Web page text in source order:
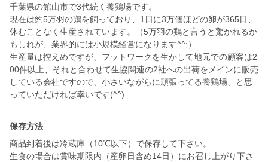
千葉県の館山市で3代続く養鶏場です。
現在は約5万羽の鶏を飼っており、1日に3万個ほどの卵が365日、
休むことなく生産されています。（5万羽の鶏と言うと驚かれるか
もしれが、業界的には小規模経営になります^^;）
生産量は控えめですが、フットワークを生かして地元での顧客は2
00件以上、それと合わせて生協関連の2社への出荷をメインに販売
している会社ですので、小さいながらに頑張ってる養鶏場、と思
保存方法
商品到着後は冷蔵庫（10℃以下）で保存して下さい。
生食の場合は賞味期限内（産卵日含め14日）にお召し上がり下さ